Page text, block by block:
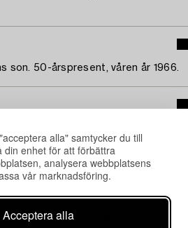
alla" samtycker du till
din enhet för att förbättra
analysera webbplatsens
vår marknadsföring.
Acceptera alla
son. 50-årspresent, våren år 1966.
även tittat på